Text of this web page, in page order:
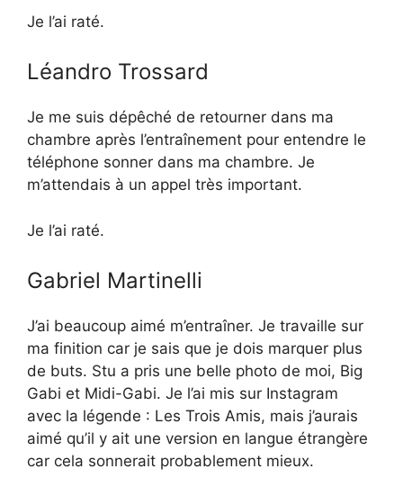
Je l’ai raté.
Léandro Trossard
Je me suis dépêché de retourner dans ma
chambre après l’entraînement pour entendre le
téléphone sonner dans ma chambre. Je
m’attendais à un appel très important.
Je l’ai raté.
Gabriel Martinelli
J’ai beaucoup aimé m’entraîner. Je travaille sur
ma finition car je sais que je dois marquer plus
de buts. Stu a pris une belle photo de moi, Big
Gabi et Midi-Gabi. Je l’ai mis sur Instagram
avec la légende : Les Trois Amis, mais j’aurais
aimé qu’il y ait une version en langue étrangère
car cela sonnerait probablement mieux.